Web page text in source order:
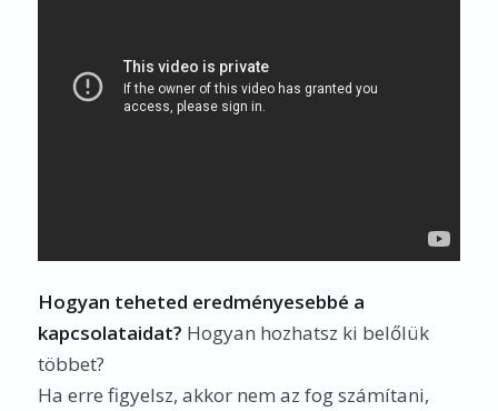
Hogyan teheted eredményesebbé a
kapcsolataidat? Hogyan hozhatsz ki belőlük
többet?
Ha erre figyelsz, akkor nem az fog számítani,